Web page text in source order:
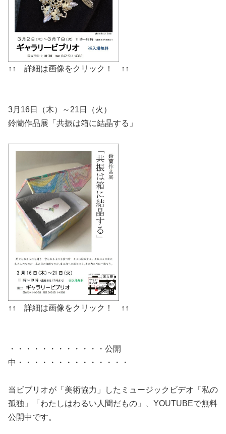
↑↑ 詳細は画像をクリック！ ↑↑
3月16日（木）～21日（火）
鈴蘭作品展「共振は箱に結晶する」
↑↑ 詳細は画像をクリック！ ↑↑
・・・・・・・・・・・・公開
中・・・・・・・・・・・・・・
当ビブリオが「美術協力」したミュージックビデオ「私の
孤独」「わたしはわるい人間だもの」、YOUTUBEで無料
公開中です。